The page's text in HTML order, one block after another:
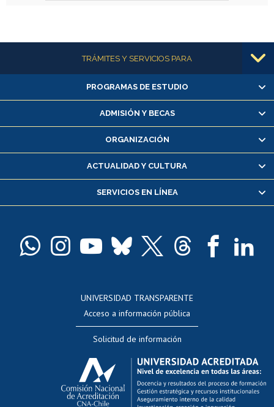
Más informaciónTRÁMITES Y SERVICIOS PARA
Alumnas/os y exalumnas/os
Matrícula en línea
Inscripción y cambio de asignaturas
Consulta y certificado de notas
Servicio médico y dental
Pago de arancel y crédito alumnos
Docentes
Evaluación docente
Calificación académica
Postulación al AUCAI
Funcionarias/os
PROGRAMAS DE ESTUDIO
ADMISIÓN Y BECAS
ORGANIZACIÓN
ACTUALIDAD Y CULTURA
SERVICIOS EN LÍNEA
UNIVERSIDAD TRANSPARENTE
Acceso a información pública
Solicitud de información